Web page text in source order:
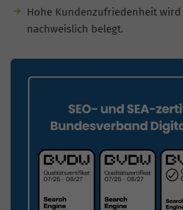
Hohe Kundenzufriedenheit wird
nachweislich belegt.